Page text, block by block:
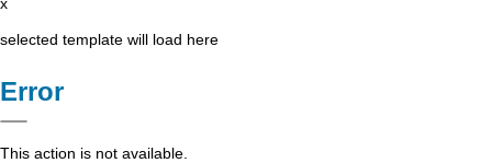
selected template will load here
Error
This action is not available.